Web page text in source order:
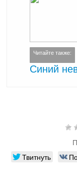
Читайте также:
Синий
Твитнуть